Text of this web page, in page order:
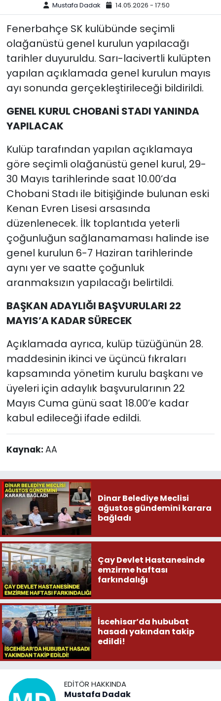
Mustafa Dadak 14.05.2026 - 17:50
Fenerbahçe SK kulübünde seçimli
olağanüstü genel kurulun yapılacağı
tarihler duyuruldu. Sarı-lacivertli kulüpten
yapılan açıklamada genel kurulun mayıs
ayı sonunda gerçekleştirileceği bildirildi.
GENEL KURUL CHOBANİ STADI YANINDA
YAPILACAK
Kulüp tarafından yapılan açıklamaya
göre seçimli olağanüstü genel kurul, 29-
30 Mayıs tarihlerinde saat 10.00’da
Chobani Stadı ile bitişiğinde bulunan eski
Kenan Evren Lisesi arsasında
düzenlenecek. İlk toplantıda yeterli
çoğunluğun sağlanamaması halinde ise
genel kurulun 6-7 Haziran tarihlerinde
aynı yer ve saatte çoğunluk
aranmaksızın yapılacağı belirtildi.
BAŞKAN ADAYLIĞI BAŞVURULARI 22
MAYIS’A KADAR SÜRECEK
Açıklamada ayrıca, kulüp tüzüğünün 28.
maddesinin ikinci ve üçüncü fıkraları
kapsamında yönetim kurulu başkanı ve
üyeleri için adaylık başvurularının 22
Mayıs Cuma günü saat 18.00’e kadar
kabul edileceği ifade edildi.
Kaynak: AA
Dinar Belediye Meclisi
ağustos gündemini karara
bağladı
Çay Devlet Hastanesinde
emzirme haftası
farkındalığı
İscehisar’da hububat
hasadı yakından takip
edildi!
EDITÖR HAKKINDA
Mustafa Dadak